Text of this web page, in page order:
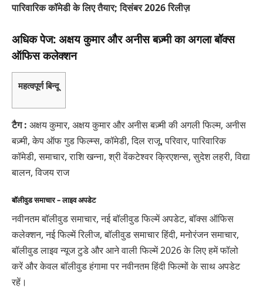
पारिवारिक कॉमेडी के लिए तैयार; दिसंबर 2026 रिलीज़
अधिक पेज: अक्षय कुमार और अनीस बज़्मी का अगला बॉक्स
ऑफिस कलेक्शन
महत्वपूर्ण बिन्दू
टैग : अक्षय कुमार, अक्षय कुमार और अनीस बज़्मी की अगली फिल्म, अनीस
बज़्मी, केप ऑफ गुड फिल्म्स, कॉमेडी, दिल राजू, परिवार, पारिवारिक
कॉमेडी, समाचार, राशि खन्ना, श्री वेंकटेश्वर क्रिएशन्स, सुदेश लहरी, विद्या
बालन, विजय राज
बॉलीवुड समाचार – लाइव अपडेट
नवीनतम बॉलीवुड समाचार, नई बॉलीवुड फिल्में अपडेट, बॉक्स ऑफिस
कलेक्शन, नई फिल्में रिलीज, बॉलीवुड समाचार हिंदी, मनोरंजन समाचार,
बॉलीवुड लाइव न्यूज टुडे और आने वाली फिल्में 2026 के लिए हमें फॉलो
करें और केवल बॉलीवुड हंगामा पर नवीनतम हिंदी फिल्मों के साथ अपडेट
रहें।